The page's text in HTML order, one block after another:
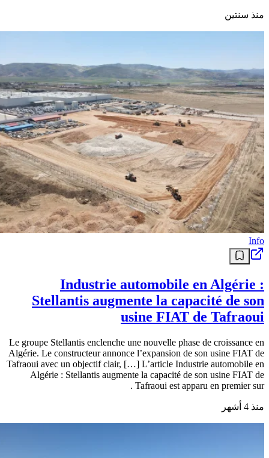
منذ سنتين
Info
Industrie automobile en Algérie :
Stellantis augmente la capacité de son
usine FIAT de Tafraoui
Le groupe Stellantis enclenche une nouvelle phase de croissance en
Algérie. Le constructeur annonce l’expansion de son usine FIAT de
Tafraoui avec un objectif clair, […] L’article Industrie automobile en
Algérie : Stellantis augmente la capacité de son usine FIAT de
Tafraoui est apparu en premier sur .
منذ 4 أشهر